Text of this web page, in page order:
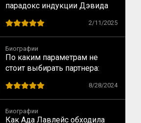
парадокс индукции Дэвида
2/11/2025
Биографии
По каким параметрам не
стоит выбирать партнера:
8/28/2024
Биографии
Как Ада Лавлейс обходила